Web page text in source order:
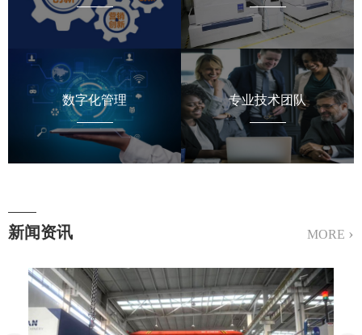
数字化管理 专业技术团队
新闻资讯 MORE ›